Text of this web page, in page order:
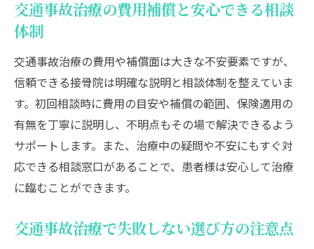
交通事故治療の費用補償と安心できる相談
体制
交通事故治療の費用や補償面は大きな不安要素ですが、
信頼できる接骨院は明確な説明と相談体制を整えていま
す。初回相談時に費用の目安や補償の範囲、保険適用の
有無を丁寧に説明し、不明点もその場で解決できるよう
サポートします。また、治療中の疑問や不安にもすぐ対
応できる相談窓口があることで、患者様は安心して治療
に臨むことができます。
交通事故治療で失敗しない選び方の注意点